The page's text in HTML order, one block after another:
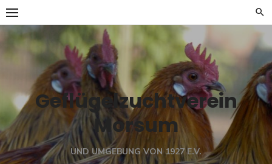
Skip
to
content
Geflügelzuchtverein
Morsum
UND UMGEBUNG VON 1927 E.V.